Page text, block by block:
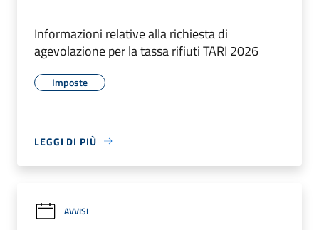
Informazioni relative alla richiesta di
agevolazione per la tassa rifiuti TARI 2026
Imposte
LEGGI DI PIÙ
AVVISI